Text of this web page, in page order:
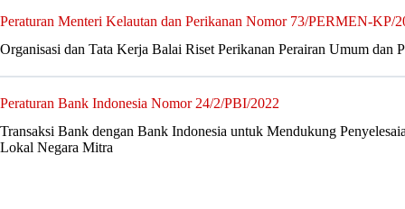
Peraturan Menteri Kelautan dan Perikanan Nomor 73/PERMEN-KP/
Organisasi dan Tata Kerja Balai Riset Perikanan Perairan Umum dan
Peraturan Bank Indonesia Nomor 24/2/PBI/2022
Transaksi Bank dengan Bank Indonesia untuk Mendukung
Lokal Negara Mitra